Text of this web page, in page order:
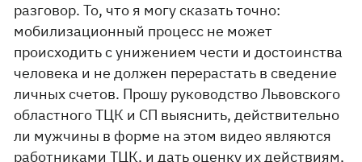
разговор. То, что я могу сказать точно:
мобилизационный процесс не может
происходить с унижением чести и достоинства
человека и не должен перерастать в сведение
личных счетов. Прошу руководство Львовского
областного ТЦК и СП выяснить, действительно
ли мужчины в форме на этом видео являются
работниками ТЦК, и дать оценку их действиям,